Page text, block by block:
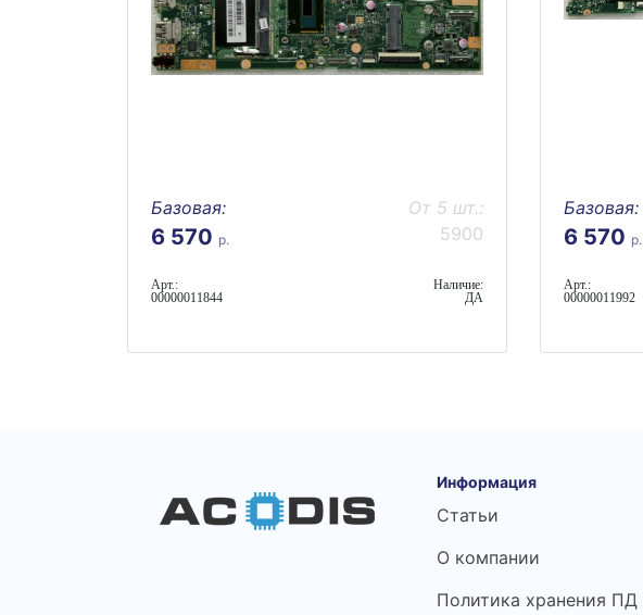
Базовая:
6 570 р.
От 5 шт.:
5900
Арт.:
00000011844
Наличие:
ДА
Базовая:
6 570 р.
Арт.:
00000011992
Информация
Статьи
О компании
Политика хранения ПД